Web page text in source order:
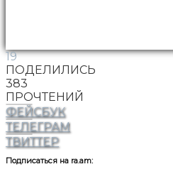
19
ПОДЕЛИЛИСЬ
383
ПРОЧТЕНИЙ
ФЕЙСБУК
ТЕЛЕГРАМ
ТВИТТЕР
Подписаться на ra.am: